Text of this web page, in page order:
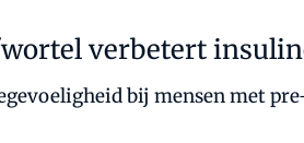
verbetert
bij mensen met